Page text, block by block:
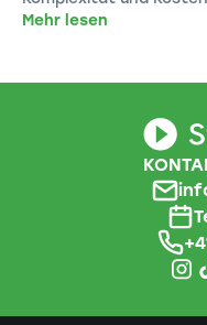
Mehr lesen